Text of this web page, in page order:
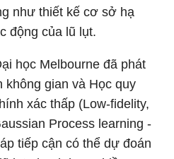
như thiết kế cơ sở hạ
động của lũ lụt.
học Melbourne đã phát
không gian và Học quy
xác thấp (Low-fidelity,
Process learning -
tiếp cận có thể dự đoán